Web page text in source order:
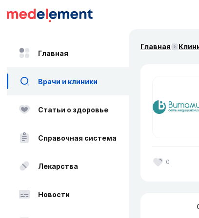
Главная
Врачи и клиники
Статьи о здоровье
Справочная система
Лекарства
Новости
Главная
0